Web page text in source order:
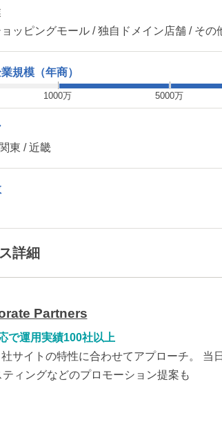
ョッピングモール / 独自ドメイン店舗 / その
規模（年商）
1000万 5000万
東 / 近畿
詳細
Partners
で運用実績100社以上
サイトの特性に合わせてアプローチ。 当
ィングなどのプロモーション提案も